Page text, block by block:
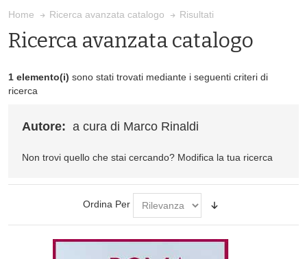
Home Ricerca avanzata catalogo Risultati
Ricerca avanzata catalogo
1 elemento(i) sono stati trovati mediante i seguenti criteri di
ricerca
Autore: a cura di Marco Rinaldi
Non trovi quello che stai cercando? Modifica la tua ricerca
Ordina Per